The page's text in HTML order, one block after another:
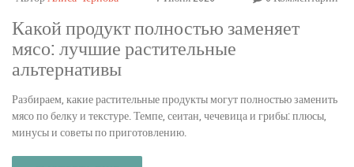
Какой продукт полностью заменяет
мясо: лучшие растительные
альтернативы
Разбираем, какие растительные продукты могут полностью заменить
мясо по белку и текстуре. Темпе, сеитан, чечевица и грибы: плюсы,
минусы и советы по приготовлению.